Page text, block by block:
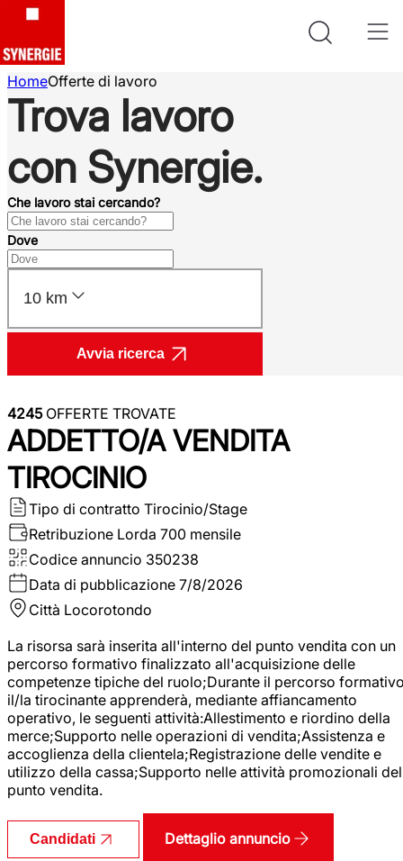
HomeOfferte di lavoro
Trova lavoro
con Synergie.
Che lavoro stai cercando?
Dove
10 km
Avvia ricerca
4245OFFERTE TROVATE
ADDETTO/A VENDITA
TIROCINIO
Tipo di contratto Tirocinio/Stage
Retribuzione Lorda 700 mensile
Codice annuncio 350238
Data di pubblicazione 7/8/2026
Città Locorotondo
La risorsa sarà inserita all'interno del punto vendita con un
percorso formativo finalizzato all'acquisizione delle
competenze tipiche del ruolo;Durante il percorso
il/la tirocinante apprenderà, mediante affiancamento
operativo, le seguenti attività:Allestimento e riordino della
merce;Supporto nelle operazioni di vendita;Assistenza e
accoglienza della clientela;Registrazione delle vendite e
utilizzo della cassa;Supporto nelle attività promozionali del
punto vendita.
Candidati Dettaglio annuncio